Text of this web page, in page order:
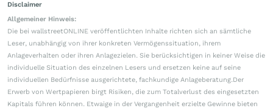
Disclaimer
Allgemeiner Hinweis:
Die bei wallstreetONLINE veröffentlichten Inhalte richten sich an sämtliche
Leser, unabhängig von ihrer konkreten Vermögenssituation, ihrem
Anlageverhalten oder ihren Anlagezielen. Sie berücksichtigen in keiner Weise die
individuelle Situation des einzelnen Lesers und ersetzen keine auf seine
individuellen Bedürfnisse ausgerichtete, fachkundige Anlageberatung.Der
Erwerb von Wertpapieren birgt Risiken, die zum Totalverlust des eingesetzten
Kapitals führen können. Etwaige in der Vergangenheit erzielte Gewinne bieten